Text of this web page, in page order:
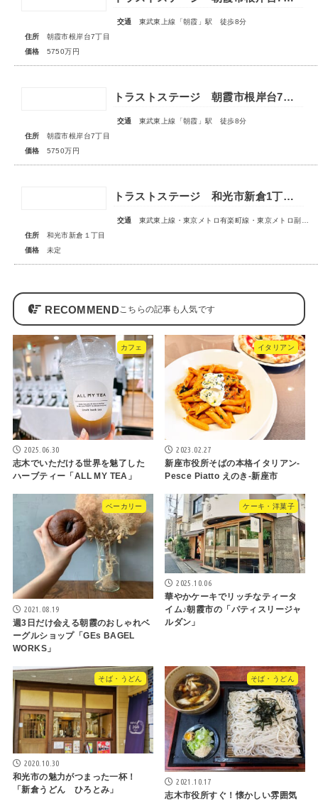
交通
東武東上線「朝霞」駅 徒歩8分
住所
朝霞市根岸台7丁目
価格
5750万円
トラストステージ 朝霞市根岸台7丁目44期 限定1区画
交通
東武東上線「朝霞」駅 徒歩8分
住所
朝霞市根岸台7丁目
価格
5750万円
トラストステージ 和光市新倉1丁目17期 全5区画■第1期分譲 販売予告■
交通
東武東上線・東京メトロ有楽町線・東京メトロ副都心線「和光市」駅 徒歩14～15分
住所
和光市新倉１丁目
価格
未定
RECOMMEND
カフェ
2025.06.30
志木でいただける世界を魅了した
ハーブティー「ALL MY TEA」
イタリアン
2023.02.27
新座市役所そばの本格イタリアン-
Pesce Piatto えのき-新座市
ベーカリー
2021.08.19
週3日だけ会える朝霞のおしゃれベ
ーグルショップ「GEs BAGEL
WORKS」
ケーキ・洋菓子
2025.10.06
華やかケーキでリッチなティータ
イム♪朝霞市の「パティスリージャ
ルダン」
そば・うどん
2020.10.30
和光市の魅力がつまった一杯！
「新倉うどん ひろとみ」
そば・うどん
2021.10.17
志木市役所すぐ！懐かしい雰囲気